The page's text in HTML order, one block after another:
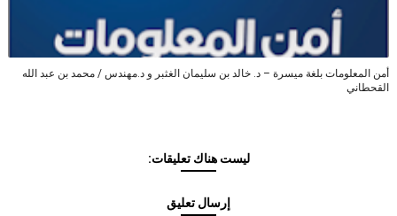
أمن المعلومات بلغة ميسرة – د. خالد بن سليمان الغثبر و د.مهندس / محمد بن عبد الله
القحطاني
ليست هناك تعليقات:
إرسال تعليق